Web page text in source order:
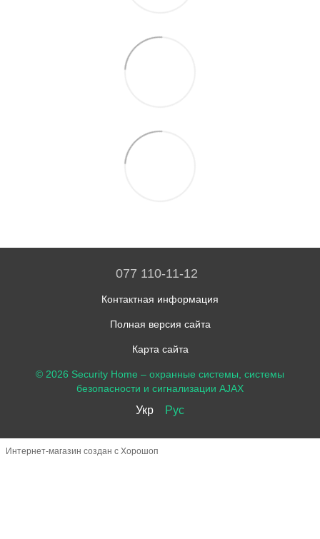
077 110-11-12
Контактная информация
Полная версия сайта
Карта сайта
© 2026 Security Home – охранные системы, системы
безопасности и сигнализации AJAX
Укр Рус
Интернет-магазин создан с Хорошоп